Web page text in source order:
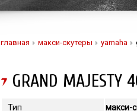
главная макси-скутеры yamaha
GRAND MAJESTY
Тип
макси-